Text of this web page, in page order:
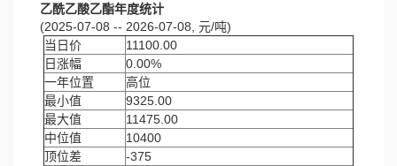
乙酰乙酸乙酯年度统计
(2025-07-08 -- 2026-07-08, 元/吨)
当日价
11100.00
日涨幅
0.00%
一年位置
高位
最小值
9325.00
最大值
11475.00
中位值
10400
顶位差
-375